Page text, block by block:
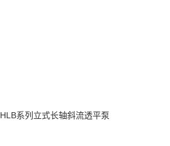
HLB系列立式长轴斜流透平泵